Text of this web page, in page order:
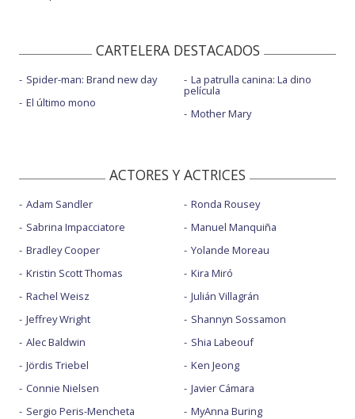
CARTELERA DESTACADOS
Spider-man: Brand new day
El último mono
La patrulla canina: La dino
película
Mother Mary
ACTORES Y ACTRICES
Adam Sandler
Sabrina Impacciatore
Bradley Cooper
Kristin Scott Thomas
Rachel Weisz
Jeffrey Wright
Alec Baldwin
Jördis Triebel
Connie Nielsen
Sergio Peris-Mencheta
Ronda Rousey
Manuel Manquiña
Yolande Moreau
Kira Miró
Julián Villagrán
Shannyn Sossamon
Shia Labeouf
Ken Jeong
Javier Cámara
MyAnna Buring